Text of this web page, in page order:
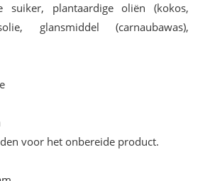
suiker, plantaardige oliën (kokos,
glansmiddel (carnaubawas),
voor het onbereide product.